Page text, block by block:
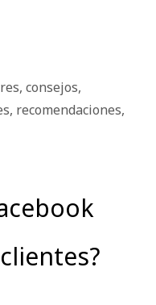
, consejos,
, recomendaciones,